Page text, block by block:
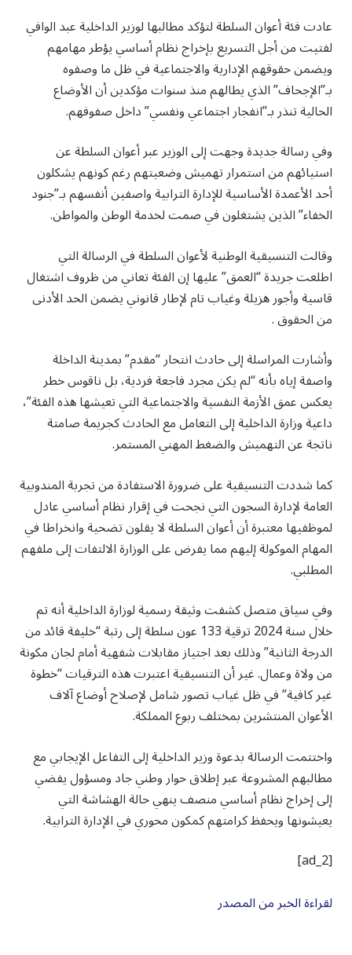
عادت فئة أعوان السلطة لتؤكد مطالبها لوزير الداخلية عبد الوافي
لفتيت من أجل التسريع بإخراج نظام أساسي يؤطر مهامهم
ويضمن حقوقهم الإدارية والاجتماعية في ظل ما وصفوه
بـ”الإجحاف” الذي يطالهم منذ سنوات مؤكدين أن الأوضاع
الحالية تنذر بـ”انفجار اجتماعي ونفسي” داخل صفوفهم.
وفي رسالة جديدة وجهت إلى الوزير عبر أعوان السلطة عن
استيائهم من استمرار تهميش وضعيتهم رغم كونهم يشكلون
أحد الأعمدة الأساسية للإدارة الترابية واصفين أنفسهم بـ”جنود
الخفاء” الذين يشتغلون في صمت لخدمة الوطن والمواطن.
وقالت التنسيقية الوطنية لأعوان السلطة في الرسالة التي
اطلعت جريدة “العمق” عليها إن الفئة تعاني من ظروف اشتغال
قاسية وأجور هزيلة وغياب تام لإطار قانوني يضمن الحد الأدنى
من الحقوق .
وأشارت المراسلة إلى حادث انتحار “مقدم” بمدينة الداخلة
واصفة إياه بأنه “لم يكن مجرد فاجعة فردية، بل ناقوس خطر
يعكس عمق الأزمة النفسية والاجتماعية التي تعيشها هذه الفئة”،
داعية وزارة الداخلية إلى التعامل مع الحادث كجريمة صامتة
ناتجة عن التهميش والضغط المهني المستمر.
كما شددت التنسيقية على ضرورة الاستفادة من تجربة المندوبية
العامة لإدارة السجون التي نجحت في إقرار نظام أساسي عادل
لموظفيها معتبرة أن أعوان السلطة لا يقلون تضحية وانخراطا في
المهام الموكولة إليهم مما يفرض على الوزارة الالتفات إلى ملفهم
المطلبي.
وفي سياق متصل كشفت وثيقة رسمية لوزارة الداخلية أنه تم
خلال سنة 2024 ترقية 133 عون سلطة إلى رتبة “خليفة قائد من
الدرجة الثانية” وذلك بعد اجتياز مقابلات شفهية أمام لجان مكونة
من ولاة وعمال. غير أن التنسيقية اعتبرت هذه الترقيات “خطوة
غير كافية” في ظل غياب تصور شامل لإصلاح أوضاع آلاف
الأعوان المنتشرين بمختلف ربوع المملكة.
واختتمت الرسالة بدعوة وزير الداخلية إلى التفاعل الإيجابي مع
مطالبهم المشروعة عبر إطلاق حوار وطني جاد ومسؤول يفضي
إلى إخراج نظام أساسي منصف ينهي حالة الهشاشة التي
يعيشونها ويحفظ كرامتهم كمكون محوري في الإدارة الترابية.
[ad_2]
لقراءة الخبر من المصدر